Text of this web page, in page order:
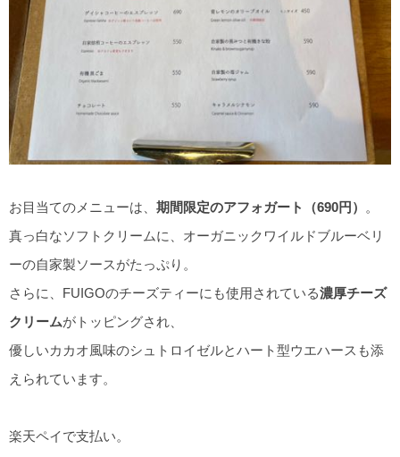
お目当てのメニューは、 期間限定のアフォガート（690円）
。
真っ白なソフトクリームに、オーガニックワイルドブルーベリ
ーの自家製ソースがたっぷり。
さらに、FUIGOのチーズティーにも使用されている濃厚チーズ
クリームがトッピングされ、
優しいカカオ風味のシュトロイゼルとハート型ウエハースも添
えられています。
楽天ペイで支払い。